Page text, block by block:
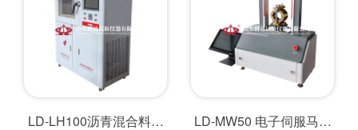
LD-LH100沥青混合料综 LD-MW50 电子伺服马歇